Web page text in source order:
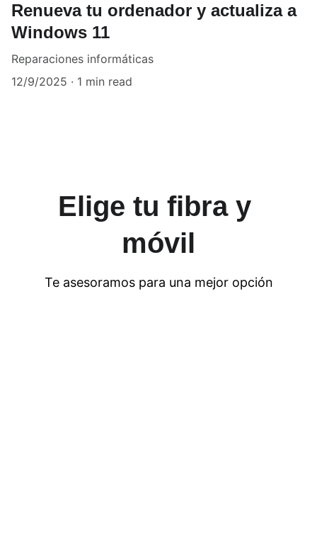
Renueva tu ordenador y actualiza a
Windows 11
Reparaciones informáticas
12/9/2025
1 min read
Elige tu fibra y
móvil
Te asesoramos para una mejor opción